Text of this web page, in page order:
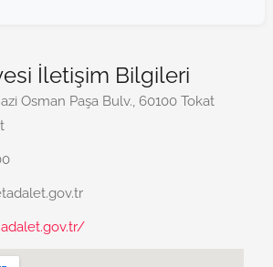
İletişim Bilgileri
Osman Paşa Bulv., 60100 Tokat